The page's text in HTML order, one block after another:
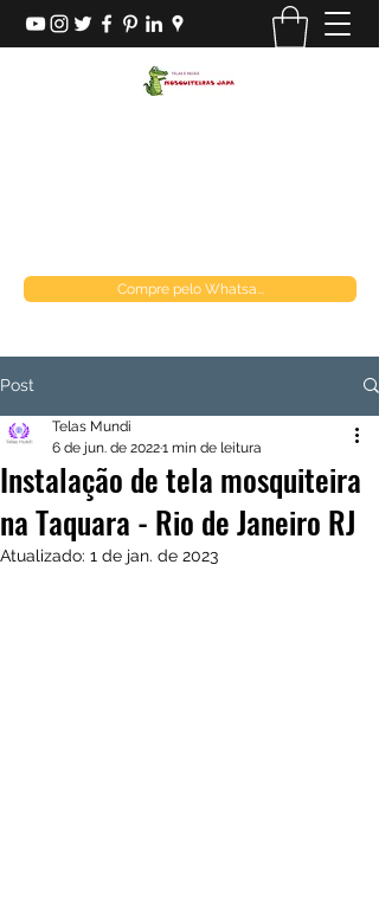
Compre pelo Whatsa...
Post
Instalação de tela mosquiteira
na Taquara - Rio de Janeiro RJ
Telas Mundi
6 de jun. de 20221 min de leitura
Atualizado: 1 de jan. de 2023